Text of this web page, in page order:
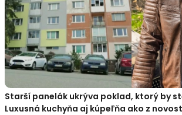
Starší panelák ukrýva poklad, ktorý by
Luxusná kuchyňa aj kúpeľňa ako z